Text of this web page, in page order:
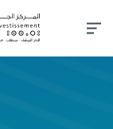
إلى
المحتوى